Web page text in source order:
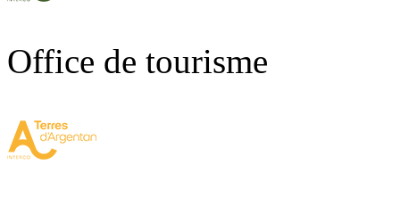
Office de tourisme